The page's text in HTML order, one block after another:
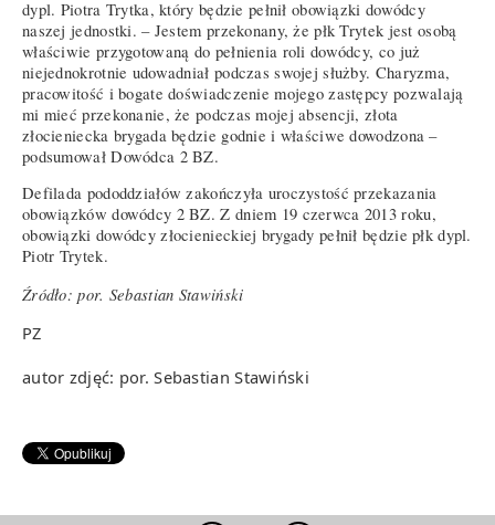
dypl. Piotra Trytka, który będzie pełnił obowiązki dowódcy
naszej jednostki. – Jestem przekonany, że płk Trytek jest osobą
właściwie przygotowaną do pełnienia roli dowódcy, co już
niejednokrotnie udowadniał podczas swojej służby. Charyzma,
pracowitość i bogate doświadczenie mojego zastępcy pozwalają
mi mieć przekonanie, że podczas mojej absencji, złota
złocieniecka brygada będzie godnie i właściwe dowodzona –
podsumował Dowódca 2 BZ.
Defilada pododdziałów zakończyła uroczystość przekazania
obowiązków dowódcy 2 BZ. Z dniem 19 czerwca 2013 roku,
obowiązki dowódcy złocienieckiej brygady pełnił będzie płk dypl.
Piotr Trytek.
Źródło: por. Sebastian Stawiński
PZ
autor zdjęć: por. Sebastian Stawiński